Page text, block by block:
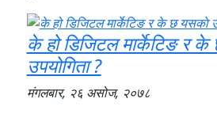
के हो डिजिटल मार्केटिङ र
उपयोगिता ?
मंगलबार, २६ असोज, २०७८